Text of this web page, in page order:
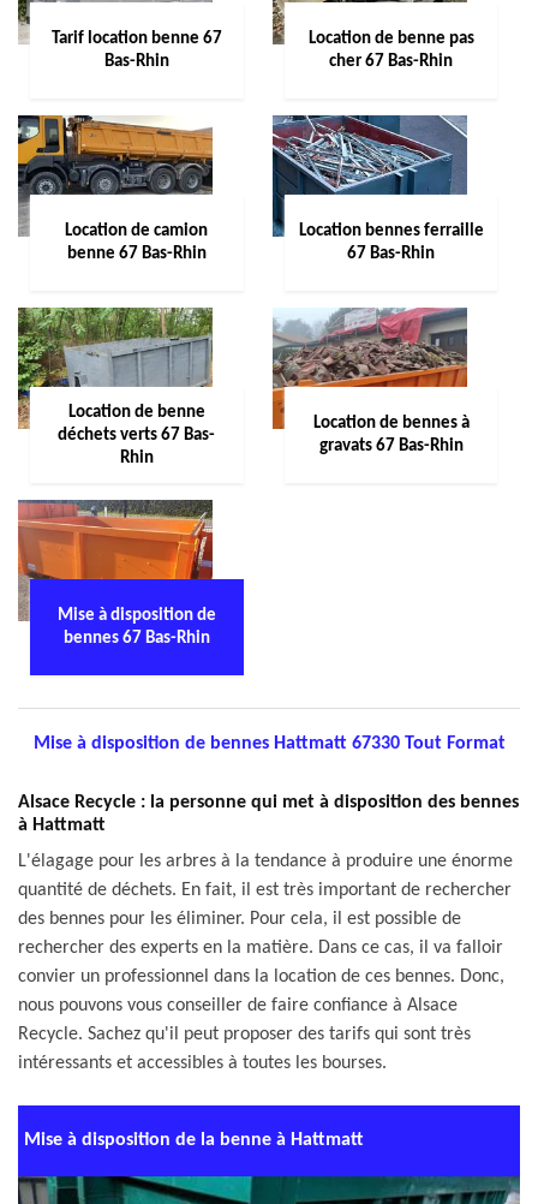
Tarif location benne 67
Bas-Rhin
Location de benne pas
cher 67 Bas-Rhin
Location de camion
benne 67 Bas-Rhin
Location bennes ferraille
67 Bas-Rhin
Location de benne
déchets verts 67 Bas-
Rhin
Location de bennes à
gravats 67 Bas-Rhin
Mise à disposition de
bennes 67 Bas-Rhin
Mise à disposition de bennes Hattmatt 67330 Tout Format
Alsace Recycle : la personne qui met à disposition des bennes
à Hattmatt
L'élagage pour les arbres à la tendance à produire une énorme
quantité de déchets. En fait, il est très important de rechercher
des bennes pour les éliminer. Pour cela, il est possible de
rechercher des experts en la matière. Dans ce cas, il va falloir
convier un professionnel dans la location de ces bennes. Donc,
nous pouvons vous conseiller de faire confiance à Alsace
Recycle. Sachez qu'il peut proposer des tarifs qui sont très
intéressants et accessibles à toutes les bourses.
Mise à disposition de la benne à Hattmatt